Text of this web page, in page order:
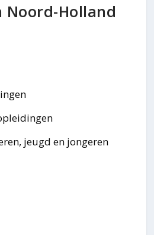
Holland
jeugd en jongeren